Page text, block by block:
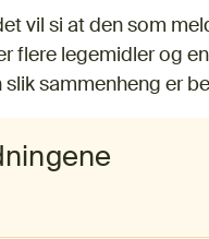
vil si at den som
flere legemidler og
slik sammenheng er